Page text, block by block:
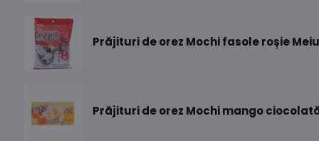
Prăjituri de orez Mochi fasole roșie
Prăjituri de orez Mochi mango